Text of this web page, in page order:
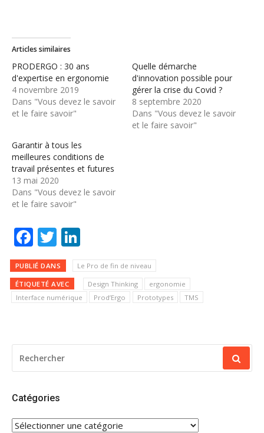
Articles similaires
PRODERGO : 30 ans
d'expertise en ergonomie
4 novembre 2019
Dans "Vous devez le savoir
et le faire savoir"
Quelle démarche
d'innovation possible pour
gérer la crise du Covid ?
8 septembre 2020
Dans "Vous devez le savoir
et le faire savoir"
Garantir à tous les
meilleures conditions de
travail présentes et futures
13 mai 2020
Dans "Vous devez le savoir
et le faire savoir"
Facebook
Twitter
PUBLIÉ DANS Le Pro de fin de niveau
ÉTIQUETÉ AVEC Design Thinking
ergonomie
Interface numérique
Prod’Ergo Prototypes TMS
POUR
:
Catégories
CATÉGORIES